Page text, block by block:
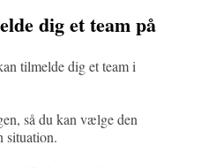
dig et team på
tilmelde dig et team i
så du kan vælge den
situation.